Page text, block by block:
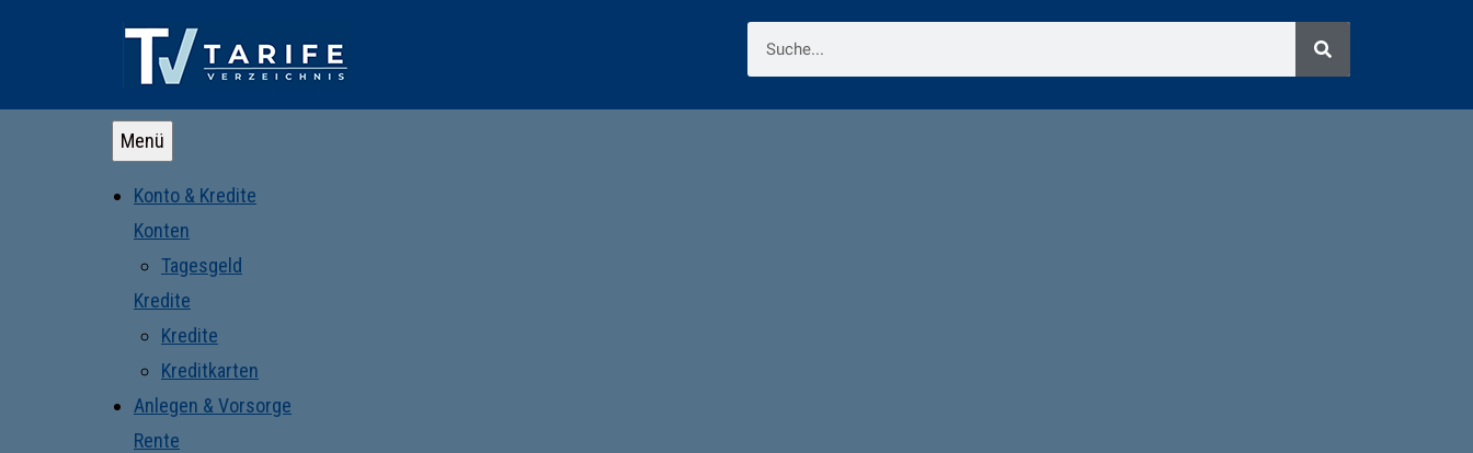
Menü
Konto & Kredite
Konten
Tagesgeld
Kredite
Kredite
Kreditkarten
Anlegen & Vorsorge
Rente